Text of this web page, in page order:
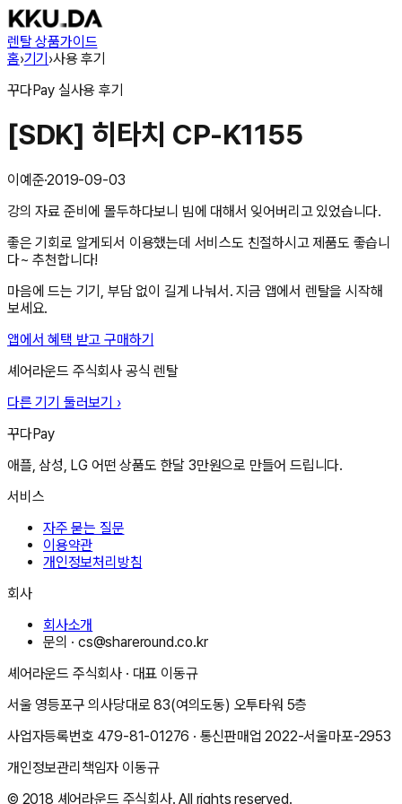
렌탈 상품가이드
홈›기기›사용 후기
꾸다Pay 실사용 후기
[SDK] 히타치 CP-K1155
이예준·2019-09-03
강의 자료 준비에 몰두하다보니 빔에 대해서 잊어버리고 있었습니다.
좋은 기회로 알게되서 이용했는데 서비스도 친절하시고 제품도 좋습니
다~ 추천합니다!
마음에 드는 기기, 부담 없이 길게 나눠서. 지금 앱에서 렌탈을 시작해
보세요.
앱에서 혜택 받고 구매하기
셰어라운드 주식회사 공식 렌탈
다른 기기 둘러보기 ›
꾸다Pay
애플, 삼성, LG 어떤 상품도 한달 3만원으로 만들어 드립니다.
서비스
자주 묻는 질문
이용약관
개인정보처리방침
회사
회사소개
문의 ·cs@shareround.co.kr
셰어라운드 주식회사 · 대표 이동규
서울 영등포구 의사당대로 83(여의도동) 오투타워 5층
사업자등록번호 479-81-01276 · 통신판매업2022-서울마포-2953
개인정보관리책임자 이동규
© 2018 셰어라운드 주식회사. All rights reserved.